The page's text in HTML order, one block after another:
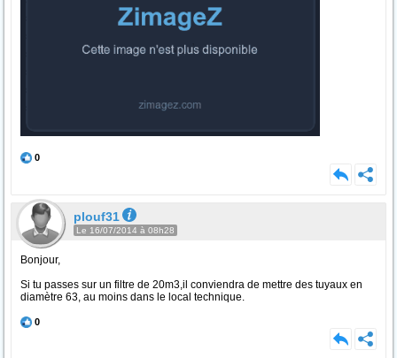
0
plouf31
Le 16/07/2014 à 08h28
Bonjour,
Si tu passes sur un filtre de 20m3,il conviendra de mettre des tuyaux en
diamètre 63, au moins dans le local technique.
0